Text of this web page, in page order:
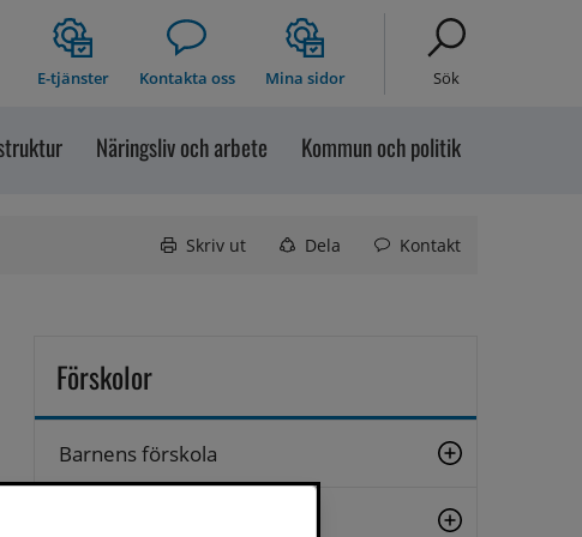
E-tjänster Kontakta oss Mina sidor Sök
Näringsliv och arbete Kommun och politik
Skriv ut Dela Kontakt
Förskolor
Barnens förskola